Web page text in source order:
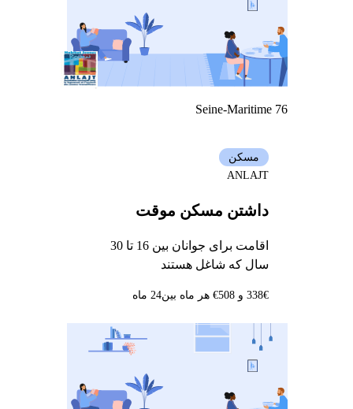
Seine-Maritime 76
داشتن مسکن موقت
اقامت برای جوانان بین 16 تا 30
سال که شاغل هستند
مسکن
ANLAJT
338€ و 508€ هر ماه بین 24 ماه